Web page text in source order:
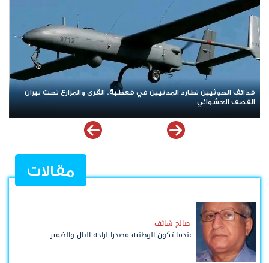
العصيان المدني الجنوبي.. صرخة شعبية مدوية في وجه الهيمنة
والوصاية وإعلان تمسّك الجنوب بحقه في تقرير مصيره
مقالات
صالح شائف
عندما تكون الوطنية مصدرا لراحة البال والضمير